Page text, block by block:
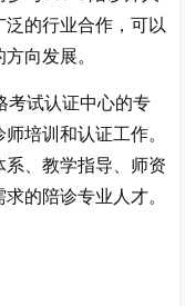
的行业合作，可以
向发展。
考试认证中心的专
培训和认证工作。
、教学指导、师资
的陪诊专业人才。